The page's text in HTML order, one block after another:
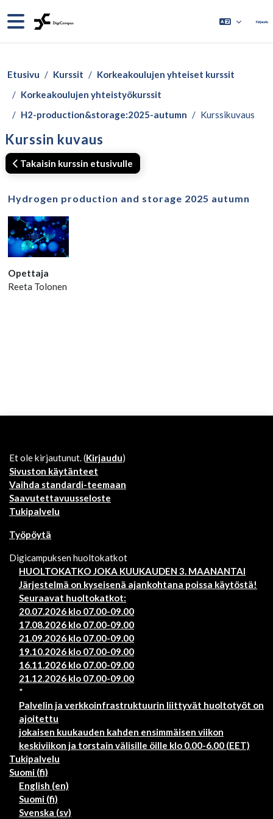
Sivupaneeli Kirjaudu
Etusivu Kurssit
Korkeakoulujen yhteiset kurssit
Korkeakoulujen yhteistyökurssit
H2-production&storage:2025-autumn
Kurssikuvaus
Kurssin kuvaus
Takaisin kurssin etusivulle
Hydrogen production and storage 2025 autumn
Opettaja
Reeta Tolonen
Et ole kirjautunut. (Kirjaudu)
Sivuston käytänteet
Vaihda standardi-teemaan
Saavutettavuusseloste
Tukipalvelu
Työpöytä
Digicampuksen huoltokatkot
HUOLTOKATKO JOKA KUUKAUDEN 3. MAANANTAI
Järjestelmä on kyseisenä ajankohtana poissa käytöstä!
Seuraavat huoltokatkot:
20.07.2026 klo 07.00-09.00
17.08.2026 klo 07.00-09.00
21.09.2026 klo 07.00-09.00
19.10.2026 klo 07.00-09.00
16.11.2026 klo 07.00-09.00
21.12.2026 klo 07.00-09.00
*
Palvelin ja verkkoinfrastruktuurin liittyvät huoltotyöt on
ajoitettu
jokaisen kuukauden kahden ensimmäisen viikon
keskiviikon ja torstain välisille öille klo 0.00-6.00 (EET)
Tukipalvelu
Suomi ‎(fi)‎
English ‎(en)‎
Suomi ‎(fi)‎
Svenska ‎(sv)‎